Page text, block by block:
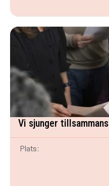
Vi sjunger tillsammans
Plats: